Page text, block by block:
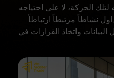
لتلك الحركة، لا على احتياجه
نشاطاً مرتبطاً ارتباطاً
واتخاذ القرارات في